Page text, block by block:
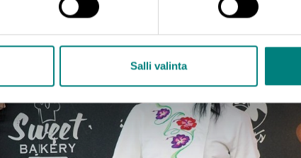
Salli valinta